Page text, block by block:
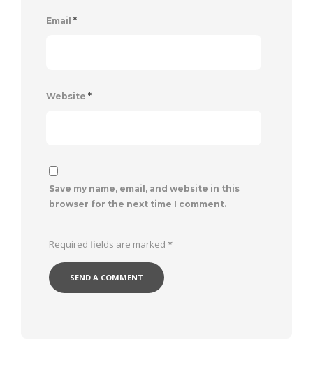
Email *
Website *
Save my name, email, and website in this
browser for the next time I comment.
Required fields are marked *